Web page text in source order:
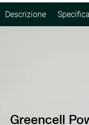
Descrizione
Greencell